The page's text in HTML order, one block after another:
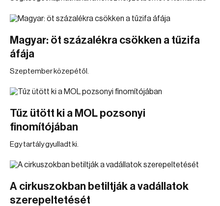
Magyar: öt százalékra csökken a tűzifa
áfája
Szeptember közepétől.
Tűz ütött ki a MOL pozsonyi
finomítójában
Egy tartály gyulladt ki.
A cirkuszokban betiltják a vadállatok
szerepeltetését